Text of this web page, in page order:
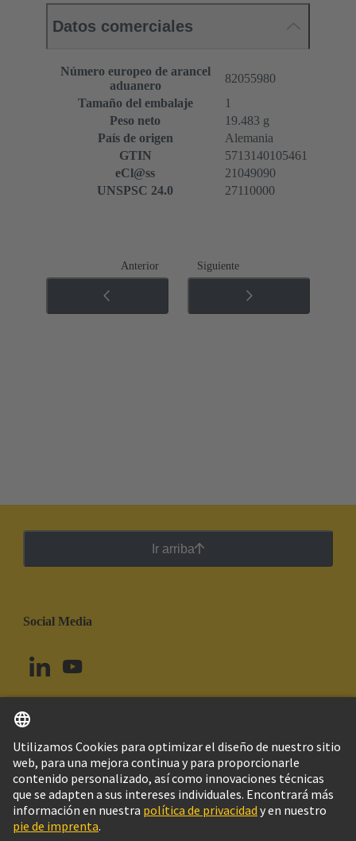
Datos comerciales
Número europeo de arancel
aduanero
82055980
Tamaño del embalaje
1
Peso neto
19.483 g
País de origen
Alemania
GTIN
5713140105461
eCl@ss
21049090
UNSPSC 24.0
27110000
Anterior Siguiente
Ir arriba
Social Media
Uruguay Español
© Grupo Tecnológico HARTING